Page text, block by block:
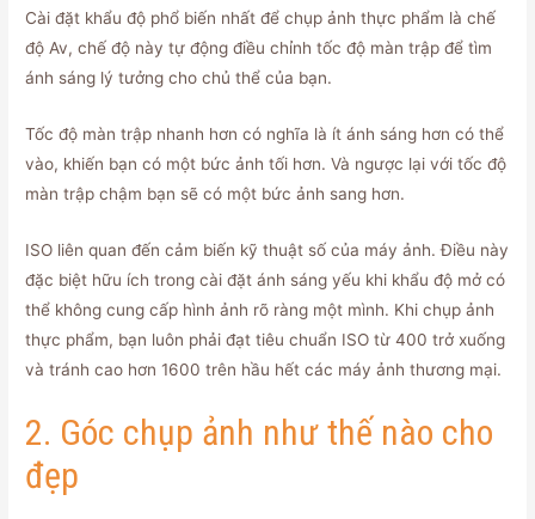
Cài đặt khẩu độ phổ biến nhất để chụp ảnh thực phẩm là chế
độ Av, chế độ này tự động điều chỉnh tốc độ màn trập để tìm
ánh sáng lý tưởng cho chủ thể của bạn.
Tốc độ màn trập nhanh hơn có nghĩa là ít ánh sáng hơn có thể
vào, khiến bạn có một bức ảnh tối hơn. Và ngược lại với tốc độ
màn trập chậm bạn sẽ có một bức ảnh sang hơn.
ISO liên quan đến cảm biến kỹ thuật số của máy ảnh. Điều này
đặc biệt hữu ích trong cài đặt ánh sáng yếu khi khẩu độ mở có
thể không cung cấp hình ảnh rõ ràng một mình. Khi chụp ảnh
thực phẩm, bạn luôn phải đạt tiêu chuẩn ISO từ 400 trở xuống
và tránh cao hơn 1600 trên hầu hết các máy ảnh thương mại.
2. Góc chụp ảnh như thế nào cho
đẹp